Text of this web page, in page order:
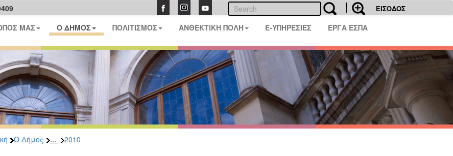
ΕΙΣΟΔΟΣ
ΜΑΣ Ο ΔΗΜΟΣ ΠΟΛΙΤΙΣΜΟΣ ΑΝΘΕΚΤΙΚΗ ΠΟΛΗ E-ΥΠΗΡΕΣΙΕΣ ΕΡΓΑ ΕΣΠΑ
Ο Δήμος ... 2010